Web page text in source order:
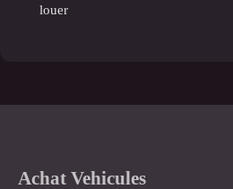
louer
Achat Vehicules